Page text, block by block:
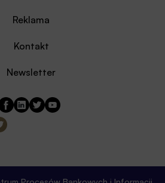
Reklama
Kontakt
Newsletter